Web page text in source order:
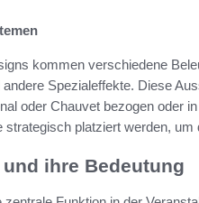
kommen verschiedene
Spezialeffekte. Diese
oder Chauvet bezogen oder
platziert werden,
ihre Bedeutung